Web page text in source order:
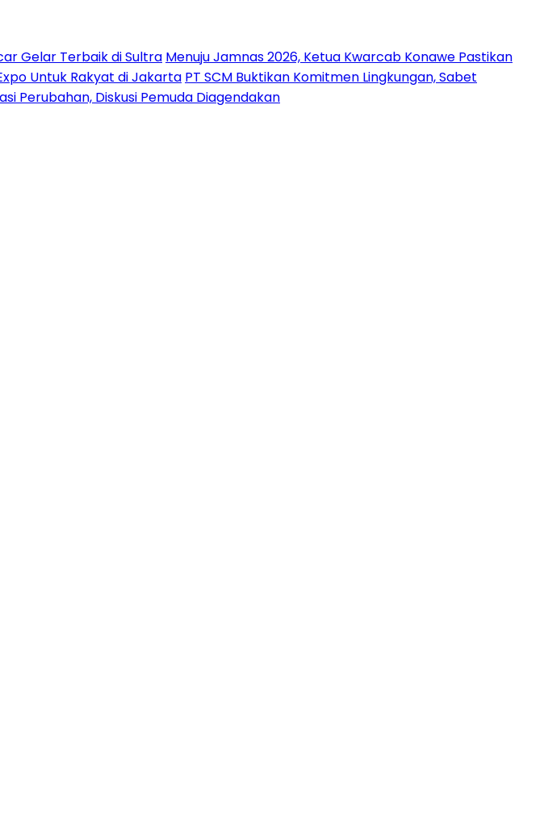
Gelar Terbaik di Sultra Menuju Jamnas 2026, Ketua Kwarcab Konawe Pastikan
Untuk Rakyat di Jakarta PT SCM Buktikan Komitmen Lingkungan, Sabet
Perubahan, Diskusi Pemuda Diagendakan